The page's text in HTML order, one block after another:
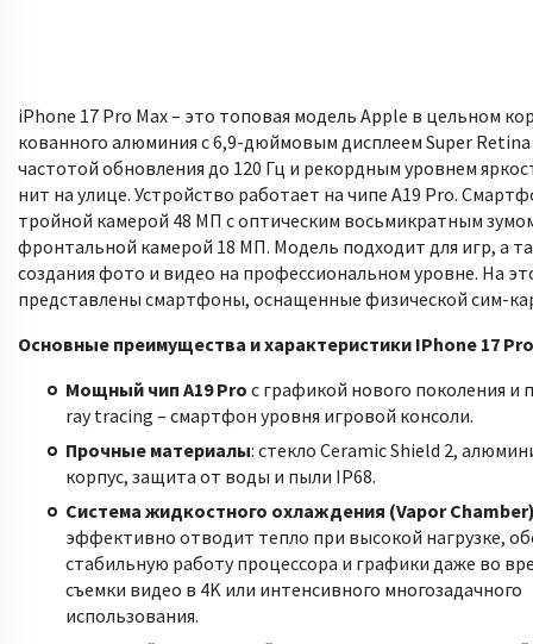
iPhone 17 Pro Max – это топовая модель Apple в цельном
кованного алюминия с 6,9-дюймовым дисплеем Super Retina
частотой обновления до 120 Гц и рекордным уровнем
нит на улице. Устройство работает на чипе A19 Pro.
тройной камерой 48 МП с оптическим восьмикратным
фронтальной камерой 18 МП. Модель подходит для игр, а
создания фото и видео на профессиональном уровне. На
представлены смартфоны, оснащенные физической сим-
Основные преимущества и характеристики IPhone 17
Мощный чип A19 Pro с графикой нового поколения и
ray tracing – смартфон уровня игровой консоли.
Прочные материалы: стекло Ceramic Shield 2,
корпус, защита от воды и пыли IP68.
Система жидкостного охлаждения (Vapor
эффективно отводит тепло при высокой нагрузке,
стабильную работу процессора и графики даже во
съемки видео в 4K или интенсивного многозадачного
использования.